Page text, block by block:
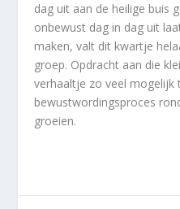
dag uit aan de heilige buis
onbewust dag in dag uit
maken, valt dit kwartje
groep. Opdracht aan die
verhaaltje zo veel mogelijk
bewustwordingsproces
groeien.